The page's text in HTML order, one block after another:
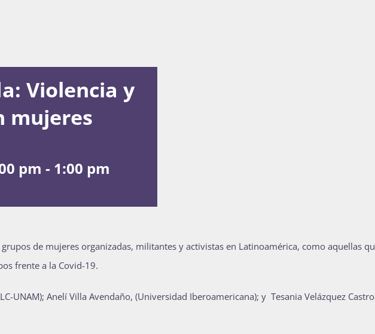
Violencia y
mujeres
pm - 1:00 pm
de mujeres organizadas, militantes y activistas en Latinoamérica, como aquellas
frente a la Covid-19.
UNAM); Anelí Villa Avendaño, (Universidad Iberoamericana); y Tesania Velázquez